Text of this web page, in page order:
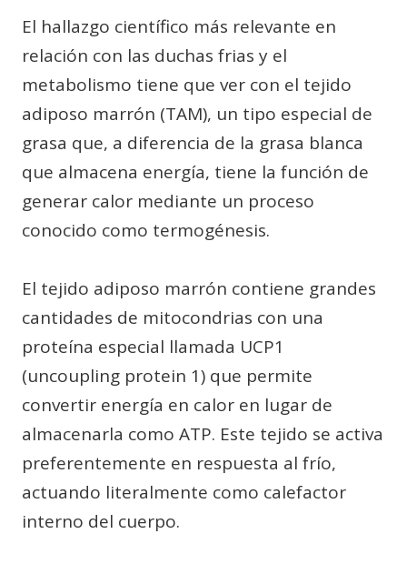
El hallazgo científico más relevante en
relación con las duchas frias y el
metabolismo tiene que ver con el tejido
adiposo marrón (TAM), un tipo especial de
grasa que, a diferencia de la grasa blanca
que almacena energía, tiene la función de
generar calor mediante un proceso
conocido como termogénesis.
El tejido adiposo marrón contiene grandes
cantidades de mitocondrias con una
proteína especial llamada UCP1
(uncoupling protein 1) que permite
convertir energía en calor en lugar de
almacenarla como ATP. Este tejido se activa
preferentemente en respuesta al frío,
actuando literalmente como calefactor
interno del cuerpo.